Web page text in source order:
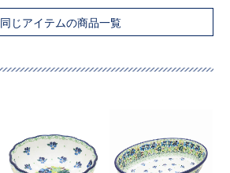
同じアイテムの商品一覧